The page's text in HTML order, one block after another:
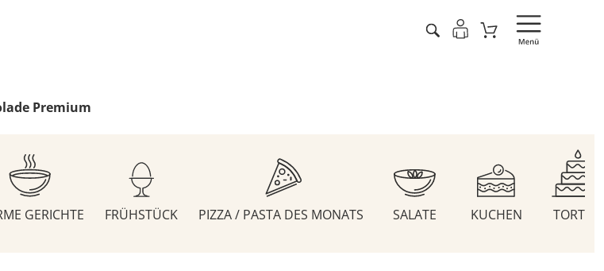
Premium
GERICHTE FRÜHSTÜCK PIZZA / PASTA DES MONATS SALATE KUCHEN TORTEN